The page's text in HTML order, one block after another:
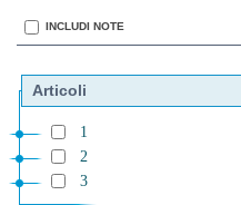
INCLUDI NOTE
Articoli
1
2
3